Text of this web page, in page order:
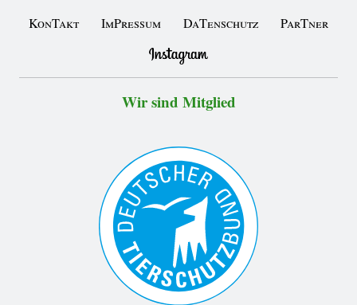
KonTakt ImPressum DaTenschutz ParTner
Wir sind Mitglied